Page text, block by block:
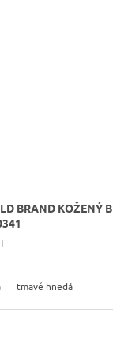
BRAND KOŽENÝ
tmavě hnedá